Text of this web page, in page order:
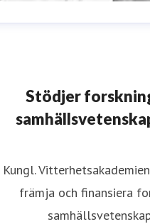
Stödjer
Kungl.
främja och finansiera